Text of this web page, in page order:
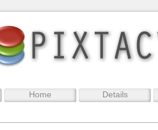
Home Details